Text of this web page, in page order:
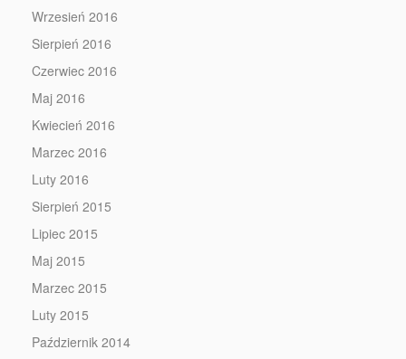
Wrzesień 2016
Sierpień 2016
Czerwiec 2016
Maj 2016
Kwiecień 2016
Marzec 2016
Luty 2016
Sierpień 2015
Lipiec 2015
Maj 2015
Marzec 2015
Luty 2015
Październik 2014